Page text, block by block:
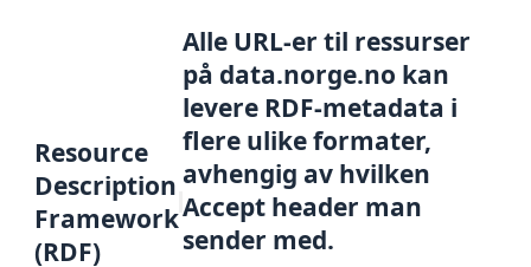
Resource
Description
Framework
(RDF)
Alle URL-er til ressurser
på data.norge.no kan
levere RDF-metadata i
flere ulike formater,
avhengig av hvilken
Accept header man
sender med.